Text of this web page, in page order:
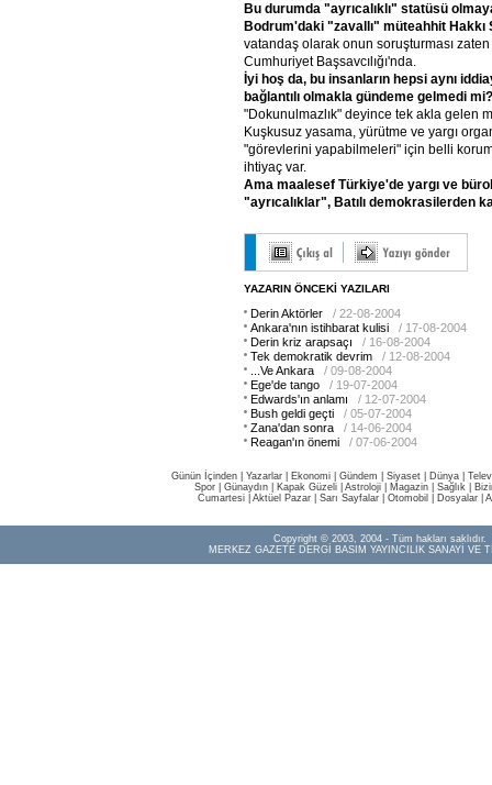
Bu durumda "ayrıcalıklı" statüsü
Bodrum'daki "zavallı" müteahhit Hakkı
vatandaş olarak onun soruşturması
Cumhuriyet Başsavcılığı'nda.
İyi hoş da, bu insanların hepsi aynı
bağlantılı olmakla gündeme gelmedi mi?
"Dokunulmazlık" deyince tek akla gelen
Kuşkusuz yasama, yürütme ve yargı
"görevlerini yapabilmeleri" için belli
ihtiyaç var.
Ama maalesef Türkiye'de yargı ve
"ayrıcalıklar", Batılı demokrasilerden
YAZARIN ÖNCEKİ YAZILARI
Derin Aktörler
/ 22-08-2004
Ankara'nın istihbarat kulisi
/ 17-08-2004
Derin kriz arapsaçı
/ 16-08-2004
Tek demokratik devrim
/ 12-08-2004
...Ve Ankara
/ 09-08-2004
Ege'de tango
/ 19-07-2004
Edwards'ın anlamı
/ 12-07-2004
Bush geldi geçti
/ 05-07-2004
Zana'dan sonra
/ 14-06-2004
Reagan'ın önemi
/ 07-06-2004
Günün İçinden Yazarlar Ekonomi Gündem Siyaset Dünya |
Spor
Günaydın Kapak Güzeli Astroloji Magazin Sağlık
Cumartesi| Aktüel Pazar| Sarı Sayfalar| Otomobil Dosyalar|
Copyright © 2003, 2004 - Tüm hakları saklıdır.
MERKEZ GAZETE DERGİ BASIM YAYINCILIK SANAYİ VE